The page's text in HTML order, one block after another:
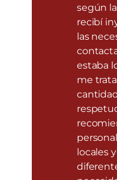
según
recibí
las
estaba
me
locales